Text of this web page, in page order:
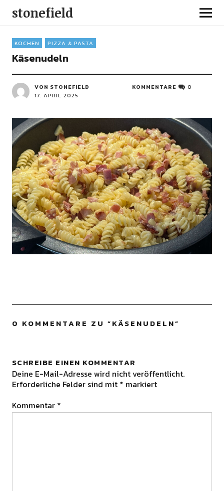
stonefield
KOCHEN PIZZA & PASTA
Käsenudeln
VON STONEFIELD
17. APRIL 2025
KOMMENTARE 0
0 KOMMENTARE ZU “KÄSENUDELN”
SCHREIBE EINEN KOMMENTAR
Deine E-Mail-Adresse wird nicht veröffentlicht.
Erforderliche Felder sind mit * markiert
Kommentar *